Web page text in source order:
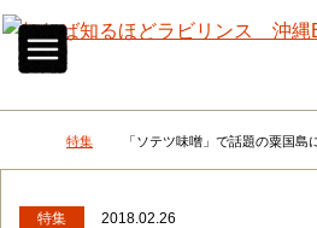
メニュー
DEEokinawaトップ
特集 「ソテツ味噌」で話題の粟国島
特集 2018.02.26